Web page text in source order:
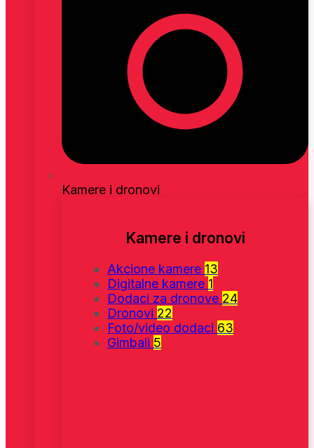
Kamere i dronovi
Kamere i dronovi
Akcione kamere 13
Digitalne kamere 1
Dodaci za dronove 24
Dronovi 22
Foto/video dodaci 63
Gimbali 5